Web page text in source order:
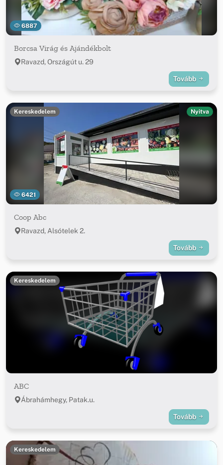
6887
Borcsa Virág és Ajándékbolt
Ravazd, Országút u. 29
Tovább
6421
Kereskedelem Nyitva
Coop Abc
Ravazd, Alsótelek 2.
Tovább
Kereskedelem
ABC
Ábrahámhegy, Patak.u.
Tovább
Kereskedelem